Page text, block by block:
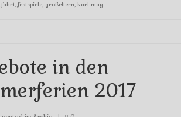
fahrt, festspiele, großeltern, karl may
in den
2017